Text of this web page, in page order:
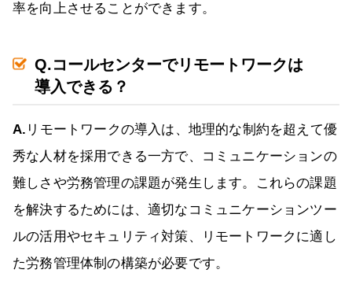
率を向上させることができます。
Q.コールセンターでリモートワークは
導入できる？
A. リモートワークの導入は、地理的な制約を超えて優
秀な人材を採用できる一方で、コミュニケーションの
難しさや労務管理の課題が発生します。これらの課題
を解決するためには、適切なコミュニケーションツー
ルの活用やセキュリティ対策、リモートワークに適し
た労務管理体制の構築が必要です。